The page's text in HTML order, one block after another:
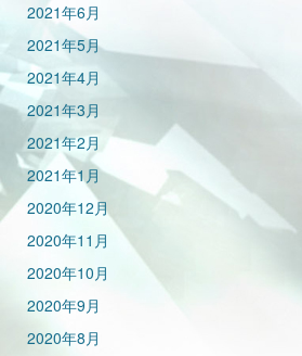
2021年6月
2021年5月
2021年4月
2021年3月
2021年2月
2021年1月
2020年12月
2020年11月
2020年10月
2020年9月
2020年8月